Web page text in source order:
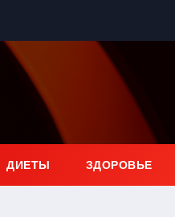
ДИЕТЫ ЗДОРОВЬЕ